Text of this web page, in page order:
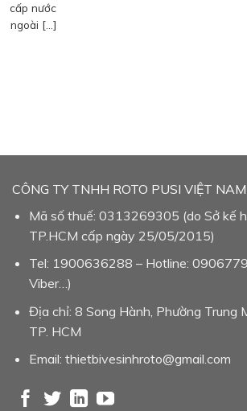
cấp nước
ngoài […]
CÔNG TY TNHH ROTO PUSI VIỆT NAM
Mã số thuế: 0313269305 (do Sở kế
TP.HCM cấp ngày 25/05/2015)
Tel: 1900636288 – Hotline:
Viber…)
Địa chỉ: 8 Song Hành, Phường Trung
TP. HCM
Email: thietbivesinhroto@gmail.com